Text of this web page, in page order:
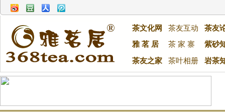
茶文化网 茶友互动
茶友
雅 茗 居
茶 家 寨 紫砂
茶友之家 茶叶相册 岩茶